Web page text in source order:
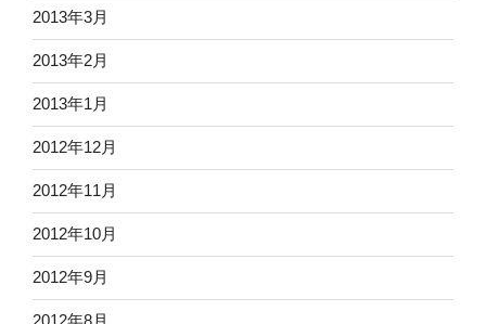
2013年3月
2013年2月
2013年1月
2012年12月
2012年11月
2012年10月
2012年9月
2012年8月